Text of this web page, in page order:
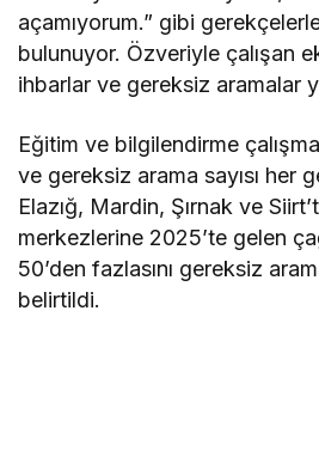
açamıyorum.” gibi
bulunuyor. Özveriyle çalışan
ihbarlar ve gereksiz aramalar
Eğitim ve bilgilendirme
ve gereksiz arama sayısı her
Elazığ, Mardin, Şırnak ve
merkezlerine 2025’te gelen
50’den fazlasını gereksiz
belirtildi.